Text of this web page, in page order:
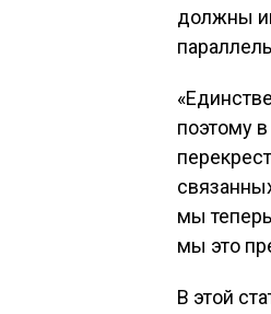
должны
поэтому
мы
мы это
В этой